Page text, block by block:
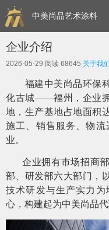
中美尚品艺术涂料
企业介绍
2026-05-29 阅读 68645 关于我
福建中美尚品环保
化古城——福州，企业
地，生产基地占地面积
施工、销售服务、物
业。
企业拥有市场招商
部、研发部六大部门，
技术研发与生产实力
心，构建起为中美尚品